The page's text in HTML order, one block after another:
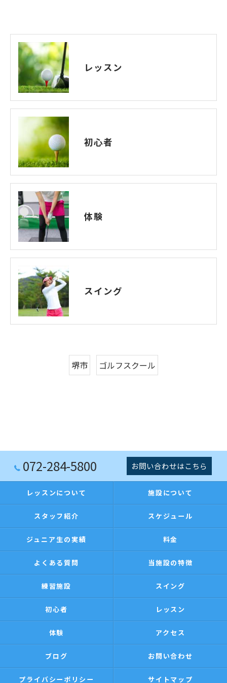
レッスン
初心者
体験
スイング
堺市 ゴルフスクール
072-284-5800 お問い合わせはこちら
レッスンについて 施設について
スタッフ紹介 スケジュール
ジュニア生の実績 料金
よくある質問 当施設の特徴
練習施設 スイング
初心者 レッスン
体験 アクセス
ブログ お問い合わせ
プライバシーポリシー サイトマップ